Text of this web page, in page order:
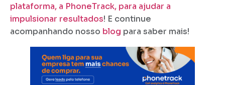
plataforma, a PhoneTrack, para ajudar a
impulsionar resultados! E continue
acompanhando nosso blog para saber mais!